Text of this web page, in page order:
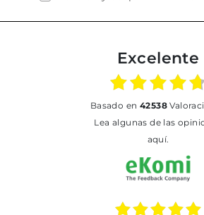
Excelente
basado en 42538
Lea algunas de las opiniones
aquí.